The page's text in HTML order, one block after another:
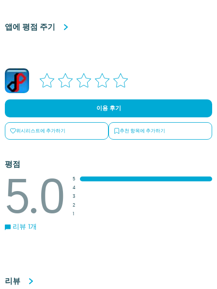
앱에 평점 주기
이용 후기
위시리스트에 추가하기 추천 항목에 추가하기
평점
5.0
5
4
3
2
1
리뷰 1개
리뷰